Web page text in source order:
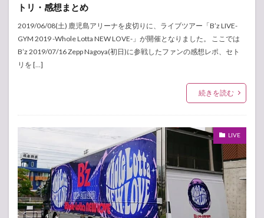
トリ・感想まとめ
2019/06/08(土) 鹿児島アリーナを皮切りに、ライブツアー「B’z LIVE-
GYM 2019 -Whole Lotta NEW LOVE-」が開催となりました。 ここでは
B’z 2019/07/16 Zepp Nagoya(初日)に参戦したファンの感想レポ、セト
リを […]
続きを読む
LIVE